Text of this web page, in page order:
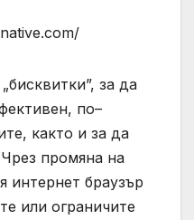
за да
по–
както и за да
промяна на
интернет браузър
или ограничите